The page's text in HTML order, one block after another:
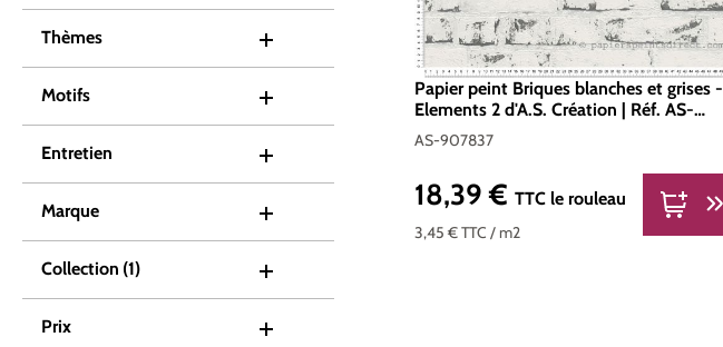
Thèmes
Motifs
Entretien
Marque
Collection (1)
Prix
Papier peint Briques blanches et grises -
Elements 2 d'A.S. Création | Réf. AS-
907837
AS-907837
3,45 €TTC / m2
Prix régulier :
18,39 € TTC le rouleau